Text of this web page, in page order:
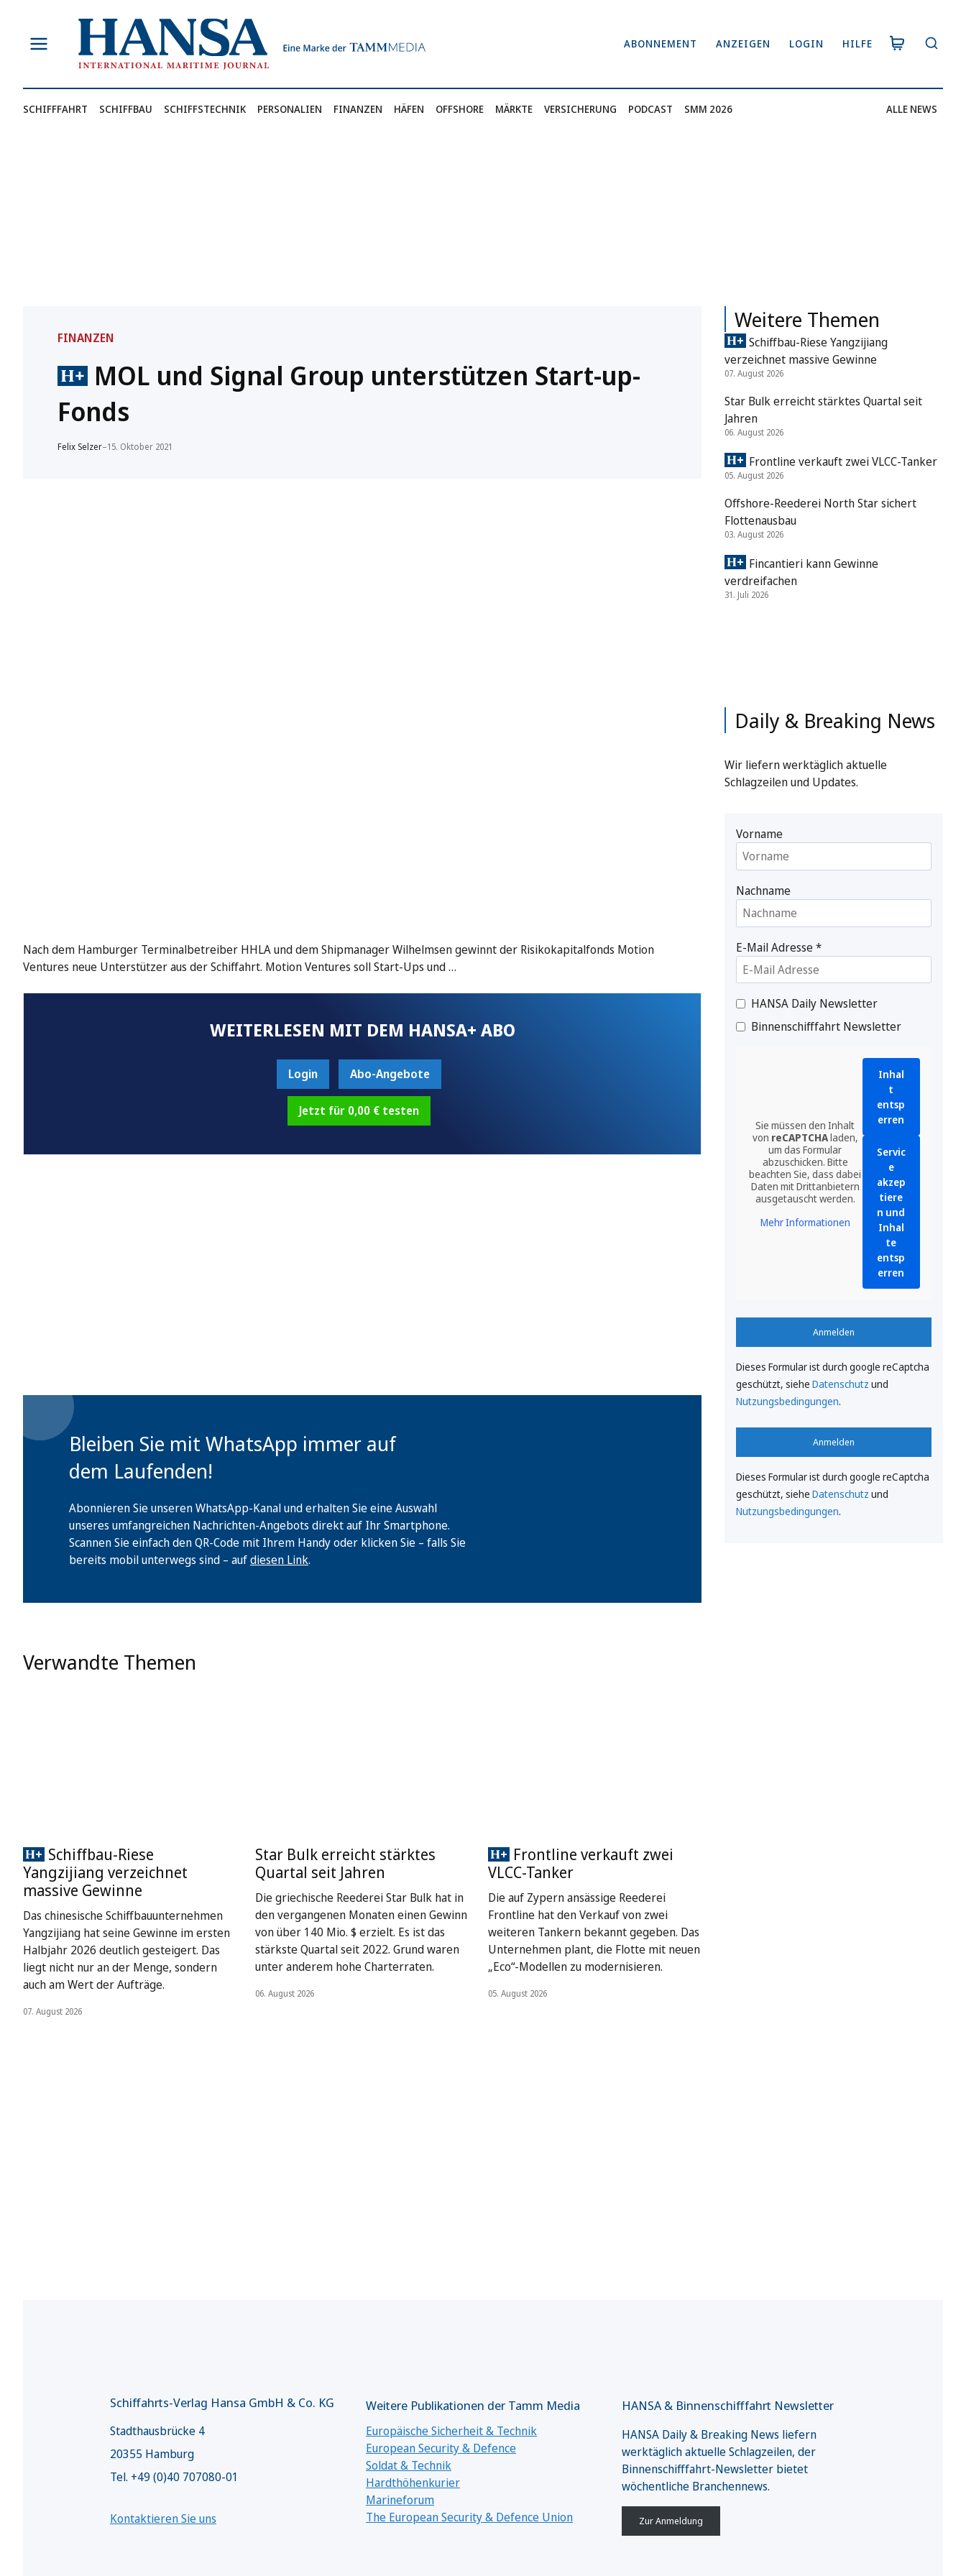
springen
ABONNEMENT ANZEIGEN LOGIN HILFE
SCHIFFFAHRT SCHIFFBAU SCHIFFSTECHNIK PERSONALIEN FINANZEN HÄFEN OFFSHORE MÄRKTE VERSICHERUNG PODCAST SMM 2026 ALLE NEWS
FINANZEN
MOL und Signal Group unterstützen Start-up-
Fonds
Felix Selzer–15. Oktober 2021
Nach dem Hamburger Terminalbetreiber HHLA und dem Shipmanager Wilhelmsen gewinnt der Risikokapitalfonds Motion
Ventures neue Unterstützer aus der Schiffahrt. Motion Ventures soll Start-Ups und …
WEITERLESEN MIT DEM HANSA+ ABO
Login Abo-Angebote
Jetzt für 0,00 € testen
Bleiben Sie mit WhatsApp immer auf
dem Laufenden!
Abonnieren Sie unseren WhatsApp-Kanal und erhalten Sie eine Auswahl
unseres umfangreichen Nachrichten-Angebots direkt auf Ihr Smartphone.
Scannen Sie einfach den QR-Code mit Ihrem Handy oder klicken Sie – falls Sie
bereits mobil unterwegs sind – aufdiesen Link.
Verwandte Themen
Schiffbau-Riese
Yangzijiang verzeichnet
massive Gewinne
Das chinesische Schiffbauunternehmen
Yangzijiang hat seine Gewinne im ersten
Halbjahr 2026 deutlich gesteigert. Das
liegt nicht nur an der Menge, sondern
auch am Wert der Aufträge.
07. August 2026
Star Bulk erreicht stärktes
Quartal seit Jahren
Die griechische Reederei Star Bulk hat in
den vergangenen Monaten einen Gewinn
von über 140 Mio. $ erzielt. Es ist das
stärkste Quartal seit 2022. Grund waren
unter anderem hohe Charterraten.
06. August 2026
Frontline verkauft zwei
VLCC-Tanker
Die auf Zypern ansässige Reederei
Frontline hat den Verkauf von zwei
weiteren Tankern bekannt gegeben. Das
Unternehmen plant, die Flotte mit neuen
„Eco“-Modellen zu modernisieren.
05. August 2026
Weitere Themen
Schiffbau-Riese Yangzijiang
verzeichnet massive Gewinne
07. August 2026
Star Bulk erreicht stärktes Quartal seit
Jahren
06. August 2026
Frontline verkauft zwei VLCC-Tanker
05. August 2026
Offshore-Reederei North Star sichert
Flottenausbau
03. August 2026
Fincantieri kann Gewinne
verdreifachen
31. Juli 2026
Daily & Breaking News
Wir liefern werktäglich aktuelle
Schlagzeilen und Updates.
Vorname
Nachname
E-Mail Adresse*
HANSA Daily Newsletter
Binnenschifffahrt Newsletter
Sie müssen den Inhalt
von reCAPTCHAladen,
um das Formular
abzuschicken. Bitte
beachten Sie, dass dabei
Daten mit Drittanbietern
ausgetauscht werden.
Mehr Informationen
Inhal
t
entsp
erren
Servic
e
akzep
tiere
n und
Inhal
te
entsp
erren
Anmelden
Dieses Formular ist durch google reCaptcha
geschützt, siehe Datenschutz und
Nutzungsbedingungen.
Anmelden
Dieses Formular ist durch google reCaptcha
geschützt, siehe Datenschutz und
Nutzungsbedingungen.
Schiffahrts-Verlag Hansa GmbH & Co. KG
Stadthausbrücke 4
20355 Hamburg
Tel. +49 (0)40 707080-01
Kontaktieren Sie uns
Weitere Publikationen der Tamm Media
Europäische Sicherheit & Technik
European Security & Defence
Soldat & Technik
Hardthöhenkurier
Marineforum
The European Security & Defence Union
HANSA & Binnenschifffahrt Newsletter
HANSA Daily & Breaking News liefern
werktäglich aktuelle Schlagzeilen, der
Binnenschifffahrt-Newsletter bietet
wöchentliche Branchennews.
Zur Anmeldung